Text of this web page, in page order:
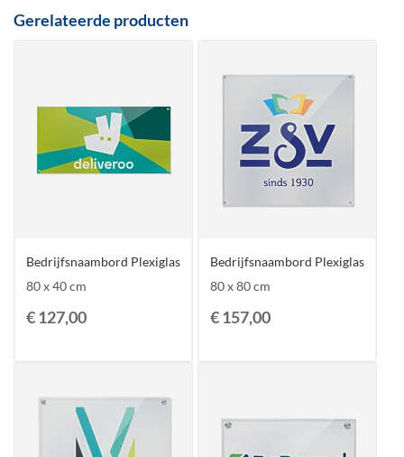
Gerelateerde producten
Bedrijfsnaambord Plexiglas
80 x 40 cm
€ 127,00
Bedrijfsnaambord Plexiglas
80 x 80 cm
€ 157,00